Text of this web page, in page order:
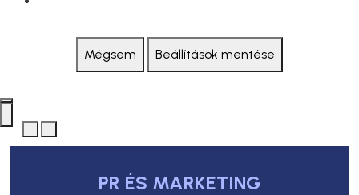
Mégsem Beállítások mentése
PR ÉS MARKETING